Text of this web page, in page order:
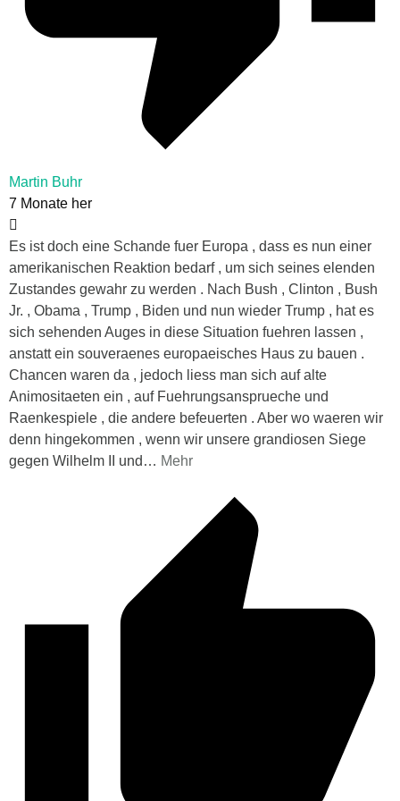
Martin Buhr
7 Monate her
Es ist doch eine Schande fuer Europa , dass es nun einer
amerikanischen Reaktion bedarf , um sich seines elenden
Zustandes gewahr zu werden . Nach Bush , Clinton , Bush
Jr. , Obama , Trump , Biden und nun wieder Trump , hat es
sich sehenden Auges in diese Situation fuehren lassen ,
anstatt ein souveraenes europaeisches Haus zu bauen .
Chancen waren da , jedoch liess man sich auf alte
Animositaeten ein , auf Fuehrungsansprueche und
Raenkespiele , die andere befeuerten . Aber wo waeren wir
denn hingekommen , wenn wir unsere grandiosen Siege
gegen Wilhelm II und … Mehr